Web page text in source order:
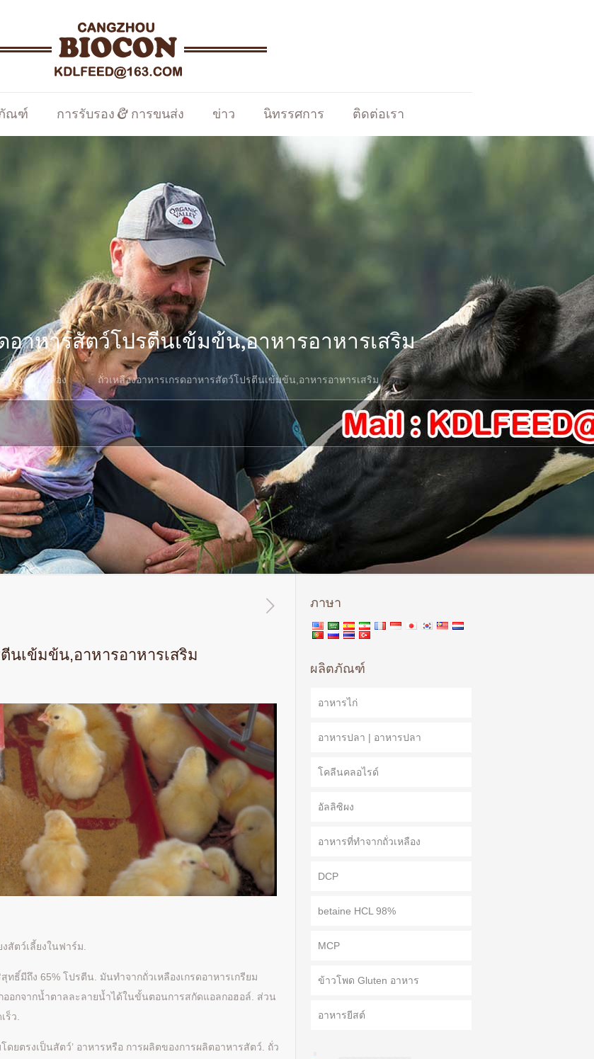
ณฑ์ การรับรอง & การขนส่ง ข่าว นิทรรศการ ติดต่อเรา
อาหารสัตว์โปรตีนเข้มข้น,อาหารอาหารเสริม
ำจากถั่วเหลือง ถั่วเหลืองอาหารเกรดอาหารสัตว์โปรตีนเข้มข้น,อาหารอาหารเสริม
นเข้มข้น,อาหารอาหารเสริม
สัตว์เลี้ยงในฟาร์ม.
มีถึง 65% โปรตีน. มันทำจากถั่วเหลืองเกรดอาหารเกรียม
ออกจากน้ำตาลละลายน้ำได้ในขั้นตอนการสกัดแอลกอฮอล์. ส่วน
ร็ว.
ยตรงเป็นสัตว์’ อาหารหรือ การผลิตของการผลิตอาหารสัตว์. ถั่ว
ภาษา
ผลิตภัณฑ์
อาหารไก่
อาหารปลา | อาหารปลา
โคลีนคลอไรด์
อัลลิซิผง
อาหารที่ทำจากถั่วเหลือง
DCP
betaine HCL 98%
MCP
ข้าวโพด Gluten อาหาร
อาหารยีสต์